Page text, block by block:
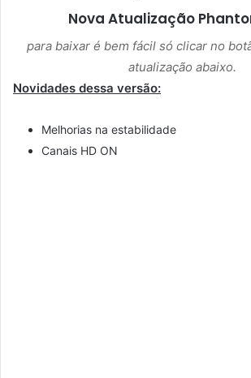
Nova Atualização
para baixar é bem fácil só clicar no
atualização abaixo.
Novidades dessa versão:
Melhorias na estabilidade
Canais HD ON